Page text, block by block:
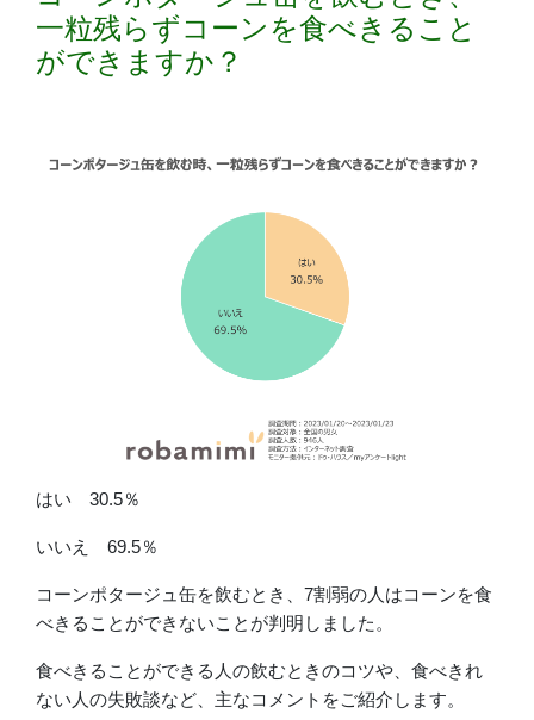
一粒残らずコーンを食べきること
ができますか？
はい 30.5％
いいえ 69.5％
コーンポタージュ缶を飲むとき、7割弱の人はコーンを食
べきることができないことが判明しました。
食べきることができる人の飲むときのコツや、食べきれ
ない人の失敗談など、主なコメントをご紹介します。